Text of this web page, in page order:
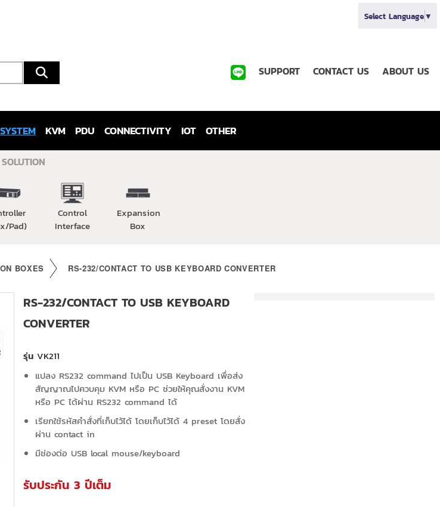
Select Language▼
SUPPORT CONTACT US ABOUT US
KVM PDU CONNECTIVITY IOT OTHER
SOLUTION
Pad)
Control
Interface
Expansion
Box
BOXES RS-232/CONTACT TO USB KEYBOARD CONVERTER
RS-232/CONTACT TO USB KEYBOARD
CONVERTER
รุ่น VK211
แปลง RS232 command ไปเป็น USB Keyboard เพื่อส่ง
สัญญาณไปควบคุม KVM หรือ PC ช่วยให้คุณสั่งงาน KVM
หรือ PC ได้ผ่าน RS232 command ได้
เรียกใช้รหัสคำสั่งที่เก็บไว้ได้ โดยเก็บไว้ได้ 4 preset โดยสั่ง
ผ่าน contact in
มีช่องต่อ USB local mouse/keyboard
รับประกัน 3 ปีเต็ม